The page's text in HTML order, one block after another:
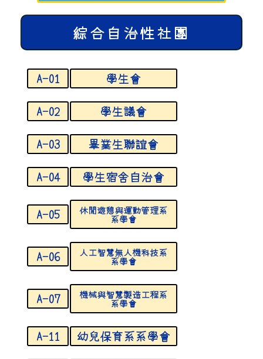
綜合自治性社團
A-01
學生會
A-02
學生議會
A-03
畢業生聯誼會
A-04
學生宿舍自治會
A-05 休閒遊憩與運動管理系
系學會
A-06 人工智慧無人機科技系
系學會
A-07 機械與智慧製造工程系
系學會
A-11
幼兒保育系系學會